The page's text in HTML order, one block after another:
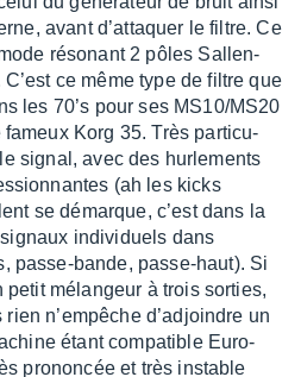
avant d’at­taquer le filtre. Ce
réso­nant 2 pôles Sallen-
ce même type de filtre que
les 70’s pour ses MS10/MS20
Korg 35. Très parti­cu­
signal, avec des hurle­ments
(ah les kicks
se démarque, c’est dans la
indi­vi­duels dans
passe-bande, passe-haut). Si
mélan­geur à trois sorties,
n’em­pêche d’adjoindre un
étant compa­tible Euro­
pronon­cée et très instable